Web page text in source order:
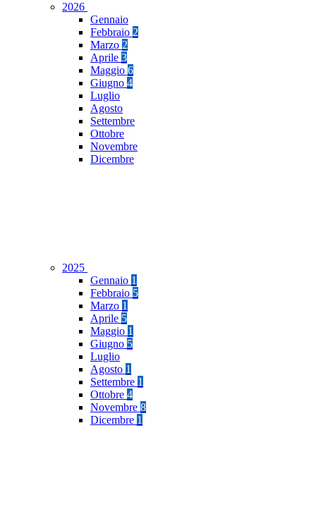
2026
Gennaio
Febbraio 2
Marzo 2
Aprile 3
Maggio 6
Giugno 4
Luglio
Agosto
Settembre
Ottobre
Novembre
Dicembre
2025
Gennaio 1
Febbraio 5
Marzo 1
Aprile 5
Maggio 1
Giugno 5
Luglio
Agosto 1
Settembre 1
Ottobre 4
Novembre 8
Dicembre 1